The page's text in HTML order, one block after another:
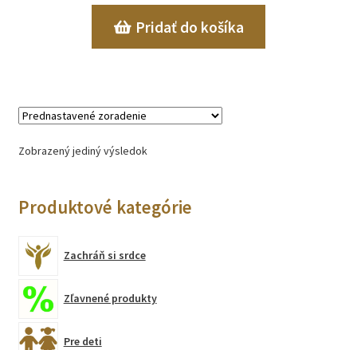
Pridať do košíka
Zobrazený jediný výsledok
Produktové kategórie
Zachráň si srdce
Zľavnené produkty
Pre deti